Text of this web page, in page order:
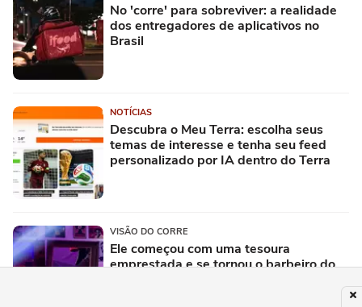
No 'corre' para sobreviver: a realidade
dos entregadores de aplicativos no
Brasil
NOTÍCIAS
Descubra o Meu Terra: escolha seus
temas de interesse e tenha seu feed
personalizado por IA dentro do Terra
VISÃO DO CORRE
Ele começou com uma tesoura
emprestada e se tornou o barbeiro do